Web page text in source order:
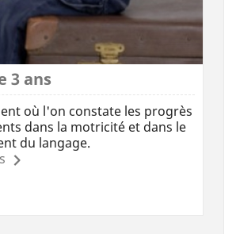
3 ans
où l'on constate les progrès
dans la motricité et dans le
du langage.